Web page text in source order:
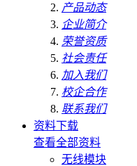
产品动态
企业简介
荣誉资质
社会责任
加入我们
校企合作
联系我们
资料下载
查看全部资料
无线模块